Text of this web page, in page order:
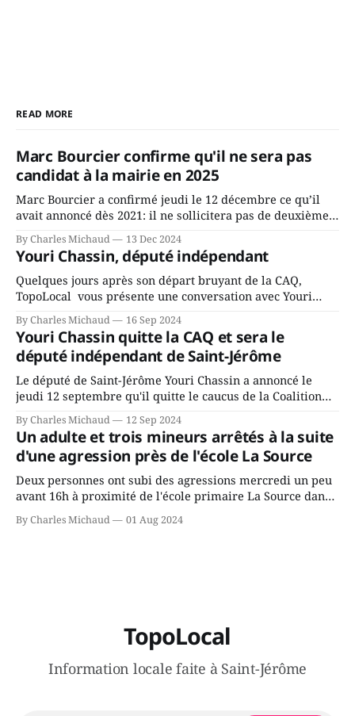
READ MORE
Marc Bourcier confirme qu'il ne sera pas
candidat à la mairie en 2025
Marc Bourcier a confirmé jeudi le 12 décembre ce qu’il
avait annoncé dès 2021: il ne sollicitera pas de deuxième
mandat à titre de maire de Saint-Jérôme. Bourcier en a
fait l’annonce en s’adressant aux employés de la ville,
rassemblés en soirée pour leur traditionnel souper
By Charles Michaud 13 Dec 2024
Youri Chassin, député indépendant
Quelques jours après son départ bruyant de la CAQ,
TopoLocal vous présente une conversation avec Youri
Chassin. Nous avons causé de sa décision. Y songeait-il
depuis longtemps? Sera-t-il candidat indépendant dans 2
ans? Joindrait-il un autre parti, par exemple les
conservateurs d’Éric Duhaime? Que lui
By Charles Michaud 16 Sep 2024
Youri Chassin quitte la CAQ et sera le
député indépendant de Saint-Jérôme
Le député de Saint-Jérôme Youri Chassin a annoncé le
jeudi 12 septembre qu'il quitte le caucus de la Coalition
Avenir Québec de François Legault parce qu'il est déçu du
gouvernement de la CAQ, surtout de son incapacité, qu'il
juge chronique, à offrir des
By Charles Michaud 12 Sep 2024
Un adulte et trois mineurs arrêtés à la suite
d'une agression près de l'école La Source
Deux personnes ont subi des agressions mercredi un peu
avant 16h à proximité de l'école primaire La Source dans
le secteur Bellefeuille de Saint-Jérôme. L'une de deux
victimes aurait été écrasée sous un véhicule et aspergée
By Charles Michaud 01 Aug 2024
TopoLocal
Information locale faite à Saint-Jérôme